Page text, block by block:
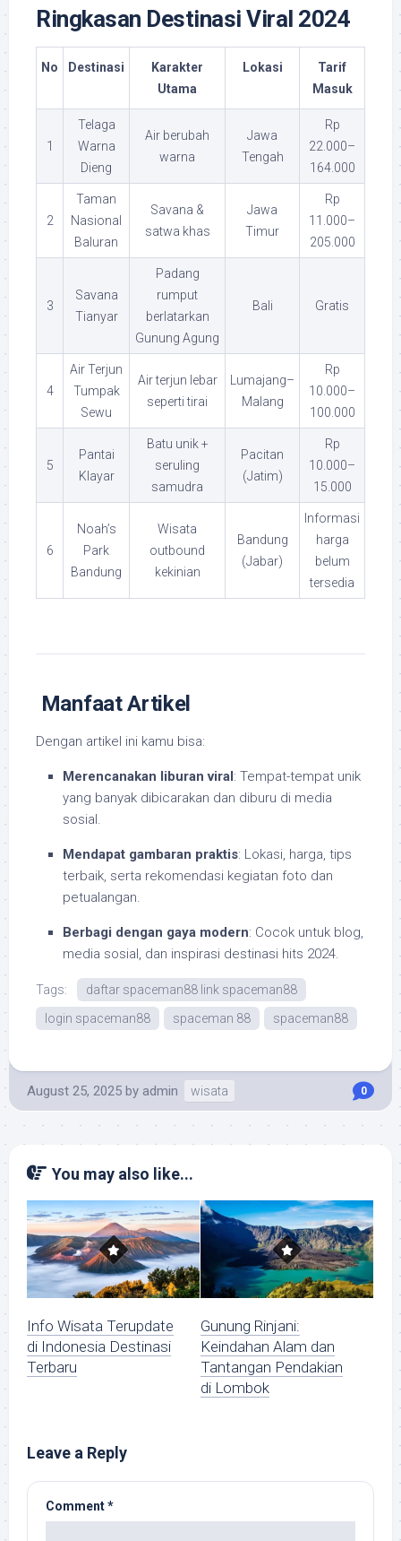
Ringkasan Destinasi Viral 2024
No Destinasi
Karakter
Utama
Lokasi
Tarif
Masuk
1
Telaga
Warna
Dieng
Air berubah
warna
Jawa
Tengah
Rp
22.000–
164.000
2
Taman
Nasional
Baluran
Savana &
satwa khas
Jawa
Timur
Rp
11.000–
205.000
3
Savana
Tianyar
Padang
rumput
berlatarkan
Gunung Agung
Bali Gratis
4
Air Terjun
Tumpak
Sewu
Air terjun lebar
seperti tirai
Lumajang–
Malang
Rp
10.000–
100.000
5
Pantai
Klayar
Batu unik +
seruling
samudra
Pacitan
(Jatim)
Rp
10.000–
15.000
6
Noah’s
Park
Bandung
Wisata
outbound
kekinian
Bandung
(Jabar)
Informasi
harga
belum
tersedia
Manfaat Artikel
Dengan artikel ini kamu bisa:
Merencanakan liburan viral : Tempat-tempat unik
yang banyak dibicarakan dan diburu di media
sosial.
Mendapat gambaran praktis: Lokasi, harga, tips
terbaik, serta rekomendasi kegiatan foto dan
petualangan.
Berbagi dengan gaya modern: Cocok untuk blog,
media sosial, dan inspirasi destinasi hits 2024.
Tags:
daftar spaceman88 link spaceman88
login spaceman88
spaceman 88 spaceman88
August 25, 2025 by admin wisata 0
You may also like...
Info Wisata Terupdate
di Indonesia Destinasi
Terbaru
Gunung Rinjani:
Keindahan Alam dan
Tantangan Pendakian
di Lombok
Leave a Reply
Comment*